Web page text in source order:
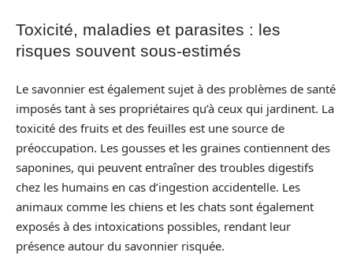
Toxicité, maladies et parasites : les
risques souvent sous-estimés
Le savonnier est également sujet à des problèmes de santé
imposés tant à ses propriétaires qu’à ceux qui jardinent. La
toxicité des fruits et des feuilles est une source de
préoccupation. Les gousses et les graines contiennent des
saponines, qui peuvent entraîner des troubles digestifs
chez les humains en cas d’ingestion accidentelle. Les
animaux comme les chiens et les chats sont également
exposés à des intoxications possibles, rendant leur
présence autour du savonnier risquée.